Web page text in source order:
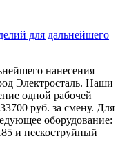
для дальнейшего
нанесения
Электросталь. Наши
одной рабочей
руб. за смену. Для
оборудование:
и пескоструйный